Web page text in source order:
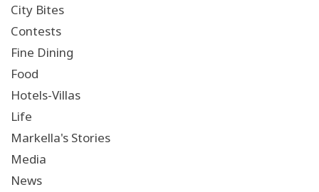
City Bites
Contests
Fine Dining
Food
Hotels-Villas
Life
Markella's Stories
Media
News